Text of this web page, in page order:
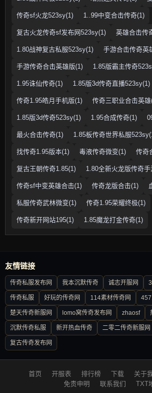
传奇sf火龙523sy(1) 1..99中变合击传奇(1)
复古火龙传奇sf发布网523sy(1) 英雄合击传
1.80战神复古私服523sy(1) 手游合击传奇英
手游传奇合击英雄版(1) 1.85版霸主传奇
1.95诛仙传奇(1) 1.85版3d传奇直播523sy(1)
传奇1.95皓月手机版(1) 传奇三职业合击英雄
1.85版3d传奇523sy(1) 1.95合成传奇(1)
最火合击传奇(1) 1.85板传奇世界私服
找传奇1.95版本(1) 毒液传奇微变(1) 传奇
复古王朝传奇1.85(1) 1.80全新火龙版传奇手
传奇sf中变英雄合击(1) 传奇龙版合击(1)
私服传奇武林微变(1) 传奇1.95荣耀终极(1)
传奇新开网站195(1) 1.85魔龙打金传奇(1)
友情链接
传奇私服发布网 我本沉默传奇 诚志开服网
传奇私服 好玩的传奇网 114素材传奇网
楚天传奇新服网 lomo窝传奇发布网 zhaosf
沉默传奇私服 新开热血传奇 二零二传奇新服网
复古传奇发布网
首页 开服表 排行榜 下载 关于
免责申明
联系我们 TXT